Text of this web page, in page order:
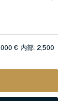
€ 内部: 2,500